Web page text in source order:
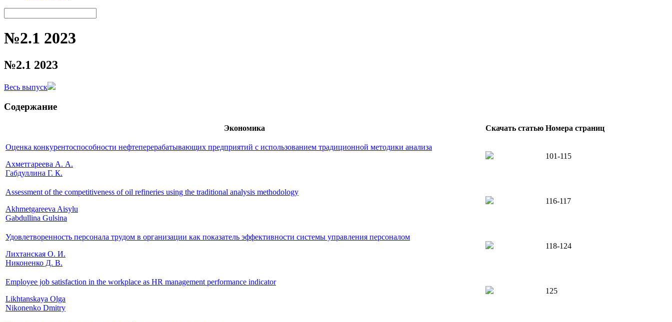
№2.1 2023
№2.1 2023
Весь выпуск
Содержание
Экономика Скачать статью Номера страниц
Оценка конкурентоспособности нефтеперерабатывающих предприятий с использованием традиционной методики анализа
Ахметгареева А. А.
Габдуллина Г. К.
101-115
Assessment of the competitiveness of oil refineries using the traditional analysis methodology
Akhmetgareeva Aisylu
Gabdullina Gulsina
116-117
Удовлетворенность персонала трудом в организации как показатель эффективности системы управления персоналом
Лихтанская О. И.
Никоненко Д. В.
118-124
Employee job satisfaction in the workplace as HR management performance indicator
Likhtanskaya Olga
Nikonenko Dmitry
125